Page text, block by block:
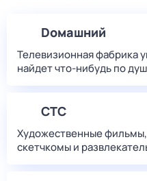
Dомашний
Телевизионная фабрика
найдет что‑нибудь по
СТС
Художественные
скетчкомы и